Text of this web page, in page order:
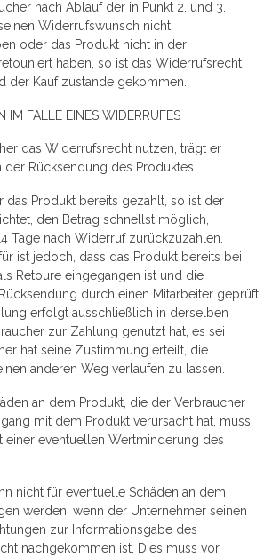
nach Ablauf der in Punkt 2. und 3.
Widerrufswunsch nicht
oder das Produkt nicht in der
haben, so ist das Widerrufsrecht
der Kauf zustande gekommen.
IM FALLE EINES WIDERRUFES
das Widerrufsrecht nutzen, trägt er
Rücksendung des Produktes.
das Produkt bereits gezahlt, so ist der
den Betrag schnellst möglich,
Tage nach Widerruf zurückzuzahlen.
ist jedoch, dass das Produkt bereits bei
Retoure eingegangen ist und die
durch einen Mitarbeiter geprüft
erfolgt ausschließlich in derselben
zur Zahlung genutzt hat, es sei
hat seine Zustimmung erteilt, die
anderen Weg verlaufen zu lassen.
an dem Produkt, die der Verbraucher
mit dem Produkt verursacht hat, muss
einer eventuellen Wertminderung des
nicht für eventuelle Schäden an dem
werden, wenn der Unternehmer seinen
zur Informationsgabe des
nachgekommen ist. Dies muss vor